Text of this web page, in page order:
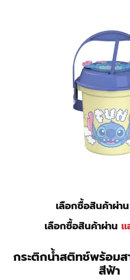
เลือกซื้อสินค้าผ่าน
เลือกซื้อสินค้าผ่าน
กระติกน้ำสติทช์พร้อมส
สีฟ้า